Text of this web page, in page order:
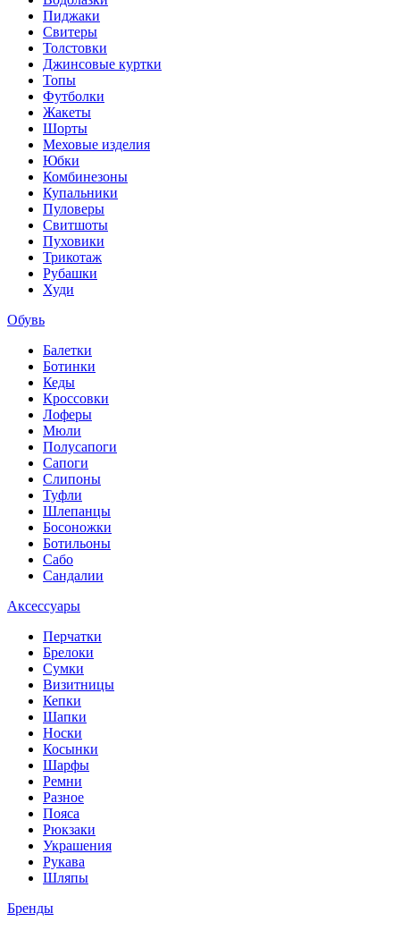
Пиджаки
Свитеры
Толстовки
Джинсовые куртки
Топы
Футболки
Жакеты
Шорты
Меховые изделия
Юбки
Комбинезоны
Купальники
Пуловеры
Свитшоты
Пуховики
Трикотаж
Рубашки
Худи
Обувь
Балетки
Ботинки
Кеды
Кроссовки
Лоферы
Мюли
Полусапоги
Сапоги
Слипоны
Туфли
Шлепанцы
Босоножки
Ботильоны
Сабо
Сандалии
Аксессуары
Перчатки
Брелоки
Сумки
Визитницы
Кепки
Шапки
Носки
Косынки
Шарфы
Ремни
Разное
Пояса
Рюкзаки
Украшения
Рукава
Шляпы
Бренды